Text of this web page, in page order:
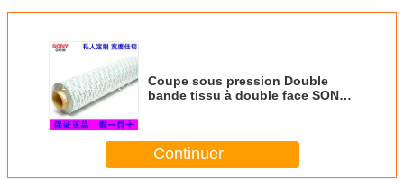
Coupe sous pression Double
bande tissu à double face SONY
Continuer